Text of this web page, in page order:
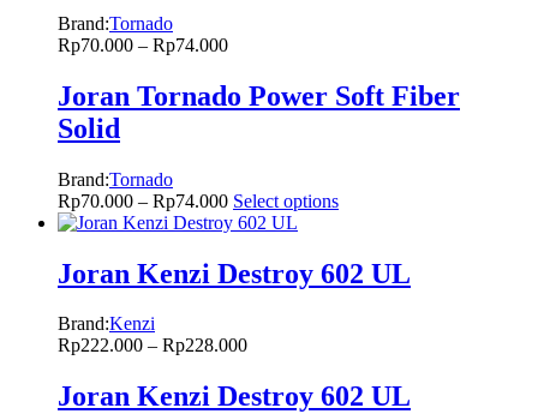
Brand:Tornado
Rp70.000 – Rp74.000
Joran Tornado Power Soft Fiber
Solid
Brand:Tornado
Rp70.000 – Rp74.000 Select options
Joran Kenzi Destroy 602 UL
Brand:Kenzi
Rp222.000 – Rp228.000
Joran Kenzi Destroy 602 UL